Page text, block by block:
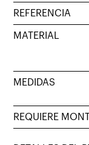
REFERENCIA
MATERIAL
MEDIDAS
REQUIERE